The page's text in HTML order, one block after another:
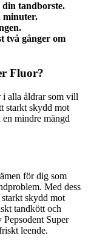
tandborste.
minuter.
två gånger om
Fluor?
i alla åldrar som vill
starkt skydd mot
mindre mängd
för dig som
Med dess
skydd mot
tandkött och
Super
leende.